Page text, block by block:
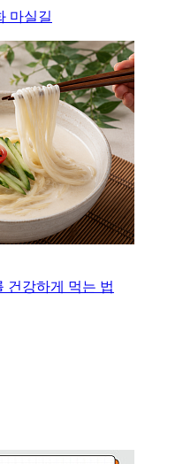
마실길
건강하게 먹는 법